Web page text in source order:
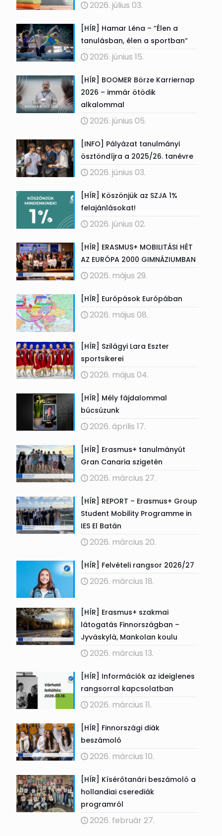
2026. július 03.
[HÍR] Hamar Léna – “Élen a
tanulásban, élen a sportban”
2026. június 15.
[HÍR] BOOMER Börze Karriernap
2026 – immár ötödik
alkalommal
2026. június 05.
[INFO] Pályázat tanulmányi
ösztöndíjra a 2025/26. tanévre
2026. június 03.
[HÍR] Köszönjük az SZJA 1%
felajánlásokat!
2026. június 02.
[HÍR] ERASMUS+ MOBILITÁSI HÉT
AZ EURÓPA 2000 GIMNÁZIUMBAN
2026. május 29.
[HÍR] Európások Európában
2026. május 08.
[HÍR] Szilágyi Lara Eszter
sportsikerei
2026. május 04.
[HÍR] Mély fájdalommal
búcsúzunk
2026. április 17.
[HÍR] Erasmus+ tanulmányút
Gran Canaria szigetén
2026. március 27.
[HÍR] REPORT – Erasmus+ Group
Student Mobility Programme in
IES El Batán
2026. március 20.
[HÍR] Felvételi rangsor 2026/27
2026. március 18.
[HÍR] Erasmus+ szakmai
látogatás Finnországban –
Jyväskylä, Mankolan koulu
2026. március 13.
[HÍR] Információk az ideiglenes
rangsorral kapcsolatban
2026. március 11.
[HÍR] Finnországi diák
beszámoló
2026. március 10.
[HÍR] Kísérőtanári beszámoló a
hollandiai cserediák
programról
2026. február 27.